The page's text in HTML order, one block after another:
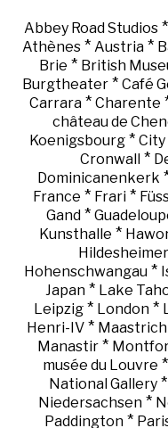
Abbey Road Studios*
Athènes * Austria *
Brie * British
Burgtheater* Café
Carrara * Charente
château de
Koenigsbourg *
Cronwall*
Dominicanenkerk
France * Frari*
Gand *
Kunsthalle *
Hohenschwangau *
Japan* Lake
Leipzig* London*
Henri-IV *
Manastir *
musée du Louvre *
National Gallery*
Niedersachsen*
Paddington *